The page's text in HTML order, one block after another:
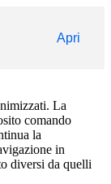
Apri
La
comando
la
in
diversi da quelli